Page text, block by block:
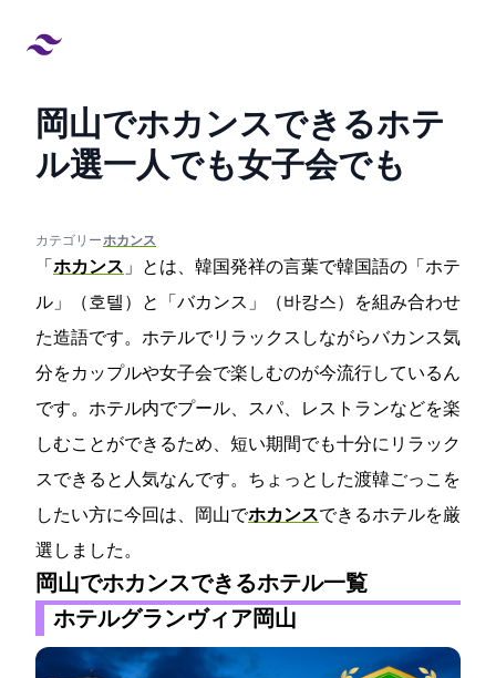
岡山でホカンスできるホテ
ル12選!一人でも女子会でも
カテゴリー:#ホカンス
「 ホカンス 」とは、韓国発祥の言葉で韓国語の「ホテ
ル」（호텔）と「バカンス」（바캉스）を組み合わせ
た造語です。ホテルでリラックスしながらバカンス気
分をカップルや女子会で楽しむのが今流行しているん
です。ホテル内でプール、スパ、レストランなどを楽
しむことができるため、短い期間でも十分にリラック
スできると人気なんです。ちょっとした渡韓ごっこを
したい方に今回は、岡山でホカンスできるホテルを厳
選しました。
岡山でホカンスできるホテル一覧
ホテルグランヴィア岡山